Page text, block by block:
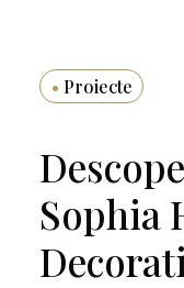
• Proiecte
Sophia